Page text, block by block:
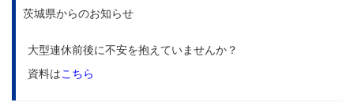
茨城県からのお知らせ
大型連休前後に不安を抱えていませんか？
資料はこちら